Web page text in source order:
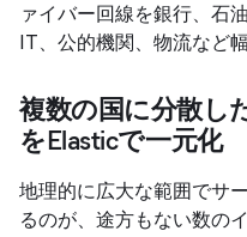
ァイバー回線を銀行、石
IT、公的機関、物流など
複数の国に分散し
をElasticで一元化
地理的に広大な範囲でサ
るのが、途方もない数の